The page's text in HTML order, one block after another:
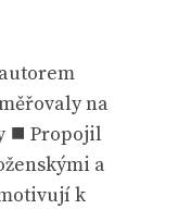
na
⯀ Propojil
a
k